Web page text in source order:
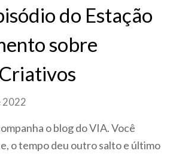
do Estação
sobre
2022
o blog do VIA. Você
o tempo deu outro salto e último